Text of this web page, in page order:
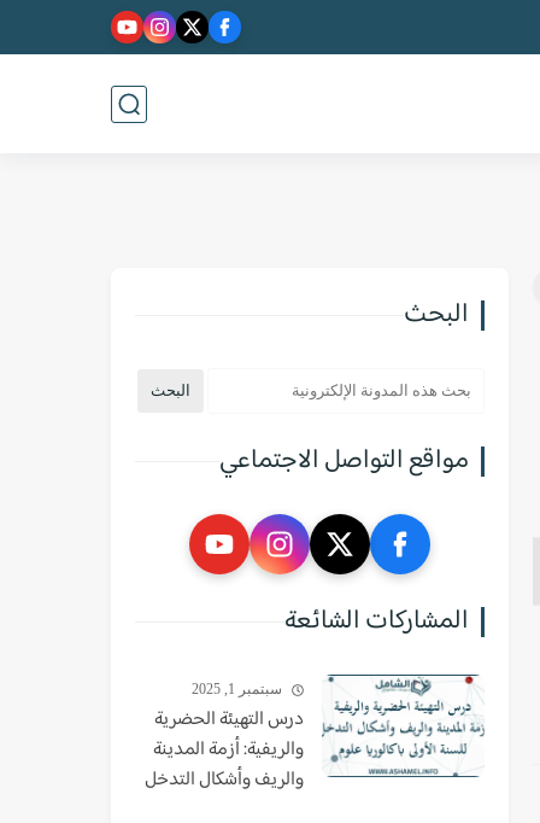
البحث
مواقع التواصل الاجتماعي
المشاركات الشائعة
سبتمبر 1, 2025
درس التهيئة الحضرية
والريفية: أزمة المدينة
والريف وأشكال التدخل